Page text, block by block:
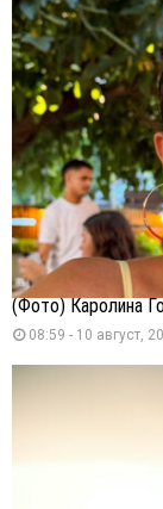
(Фото) Каролина
08:59 - 10 август,